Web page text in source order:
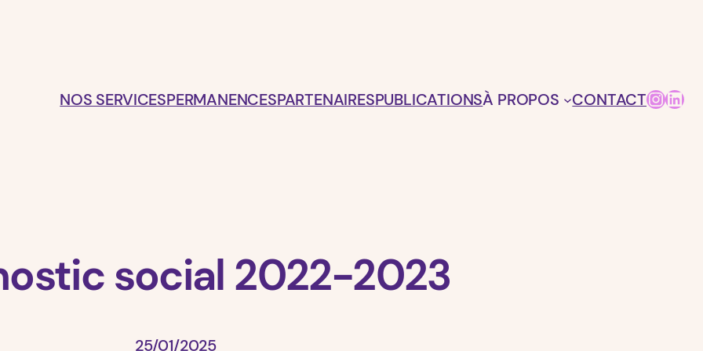
NOS SERVICESPERMANENCESPARTENAIRESPUBLICATIONSÀ PROPOS CONTACT
social 2022-2023
25/01/2025